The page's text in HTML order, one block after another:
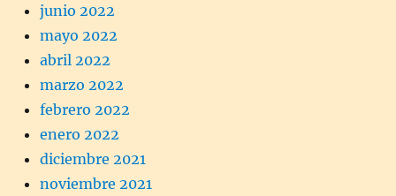
junio 2022
mayo 2022
abril 2022
marzo 2022
febrero 2022
enero 2022
diciembre 2021
noviembre 2021